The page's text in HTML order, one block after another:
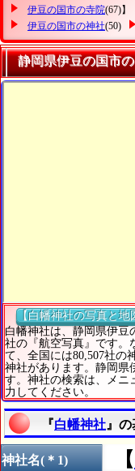
伊豆の国市の寺院(67)】
伊豆の国市の神社(50)
静岡県伊豆の国市
【白幡神社の写真と地
白幡神社は、静岡県伊豆
社の『航空写真』です。
て、全国には80,507社の
神社があります。静岡県
す。神社の検索は、メニ
力してください。
『白幡神社 』
神社名(＊1) 【